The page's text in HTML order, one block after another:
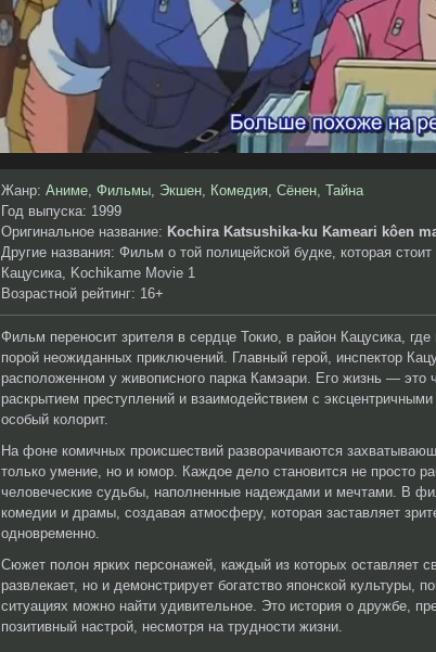
Жанр: Аниме, Фильмы, Экшен, Комедия, Сёнен, Тайна
Год выпуска: 1999
Оригинальное название: Kochira Katsushika-ku Kameari kôen
Другие названия: Фильм о той полицейской будке, которая
Кацусика, Kochikame Movie 1
Возрастной рейтинг: 16+
Фильм переносит зрителя в сердце Токио, в район Кацусика,
порой неожиданных приключений. Главный герой, инспектор
расположенном у живописного парка Камэари. Его жизнь — это
раскрытием преступлений и взаимодействием с
особый колорит.
На фоне комичных происшествий разворачиваются
только умение, но и юмор. Каждое дело становится не просто
человеческие судьбы, наполненные надеждами и мечтами. В
комедии и драмы, создавая атмосферу, которая заставляет
одновременно.
Сюжет полон ярких персонажей, каждый из которых оставляет
развлекает, но и демонстрирует богатство японской культуры,
ситуациях можно найти удивительное. Это история о дружбе,
позитивный настрой, несмотря на трудности жизни.